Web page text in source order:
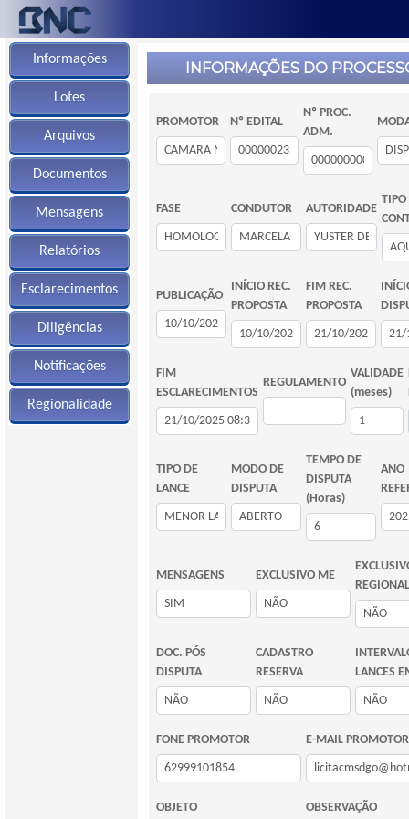
Informações
Lotes
Arquivos
Documentos
Mensagens
Relatórios
Esclarecimentos
Diligências
Notificações
Regionalidade
INFORMAÇÕES DO
PROMOTOR Nº EDITAL
Nº PROC.
ADM.
FASE CONDUTOR AUTORIDADE
TIPO
PUBLICAÇÃO
INÍCIO REC.
PROPOSTA
FIM REC.
PROPOSTA
FIM
ESCLARECIMENTOS
REGULAMENTO
VALIDADE
(meses)
TIPO DE
LANCE
MODO DE
DISPUTA
TEMPO DE
DISPUTA
(Horas)
ANO
MENSAGENS EXCLUSIVO ME
REGIONAL
DOC. PÓS
DISPUTA
CADASTRO
RESERVA
LANCES
FONE PROMOTOR E-MAIL PROMOTOR
OBJETO OBSERVAÇÃO